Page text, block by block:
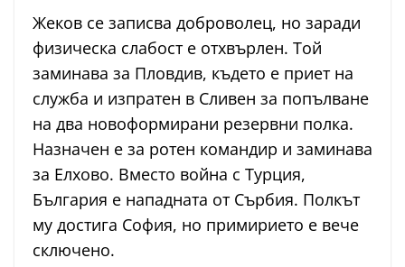
Жеков се записва доброволец, но заради
физическа слабост е отхвърлен. Той
заминава за Пловдив, където е приет на
служба и изпратен в Сливен за попълване
на два новоформирани резервни полка.
Назначен е за ротен командир и заминава
за Елхово. Вместо война с Турция,
България е нападната от Сърбия. Полкът
му достига София, но примирието е вече
сключено.